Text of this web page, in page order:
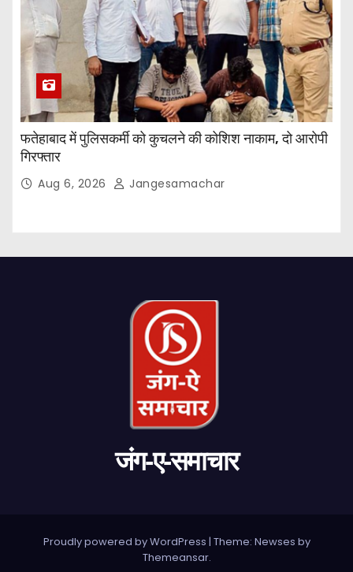
फतेहाबाद में पुलिसकर्मी को कुचलने की कोशिश नाकाम, दो आरोपी
गिरफ्तार
Aug 6, 2026 Jangesamachar
जंग-ए-समाचार
Proudly powered by WordPress | Theme: Newses by
Themeansar.